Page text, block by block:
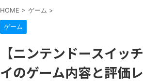
HOME > ゲーム >
ゲーム
【ニンテンドースイッ
イのゲーム内容と評価